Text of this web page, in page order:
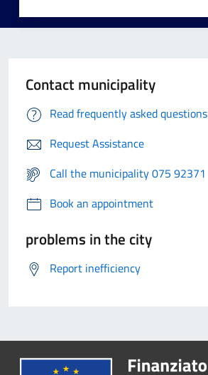
Contact municipality
Read frequently asked questions
Request Assistance
Call the municipality 075 92371
Book an appointment
problems in the city
Report inefficiency